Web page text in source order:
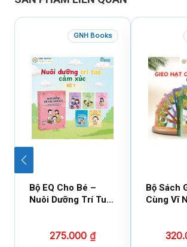
GNH Books
Bộ EQ Cho Bé –
Nuôi Dưỡng Trí Tuệ
275.000 ₫
Bộ Sách
Cùng Vĩ